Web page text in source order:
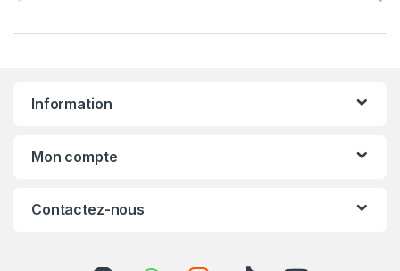
Information
Mon compte
Contactez-nous